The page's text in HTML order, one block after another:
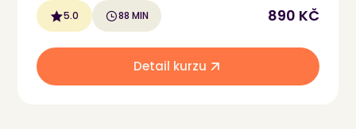
5.0 88 MIN 890 KČ
Detail kurzu